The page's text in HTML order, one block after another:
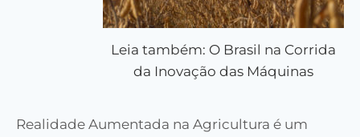
Leia também: O Brasil na Corrida
da Inovação das Máquinas
Realidade Aumentada na Agricultura é um